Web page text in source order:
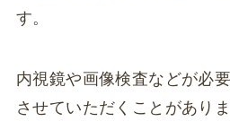
す。
内視鏡や画像検査などが必
させていただくことがありま